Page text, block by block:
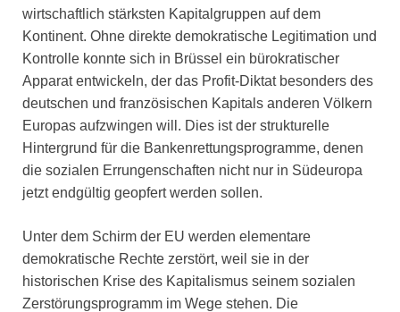
wirtschaftlich stärksten Kapitalgruppen auf dem
Kontinent. Ohne direkte demokratische Legitimation und
Kontrolle konnte sich in Brüssel ein bürokratischer
Apparat entwickeln, der das Profit-Diktat besonders des
deutschen und französischen Kapitals anderen Völkern
Europas aufzwingen will. Dies ist der strukturelle
Hintergrund für die Bankenrettungsprogramme, denen
die sozialen Errungenschaften nicht nur in Südeuropa
jetzt endgültig geopfert werden sollen.
Unter dem Schirm der EU werden elementare
demokratische Rechte zerstört, weil sie in der
historischen Krise des Kapitalismus seinem sozialen
Zerstörungsprogramm im Wege stehen. Die